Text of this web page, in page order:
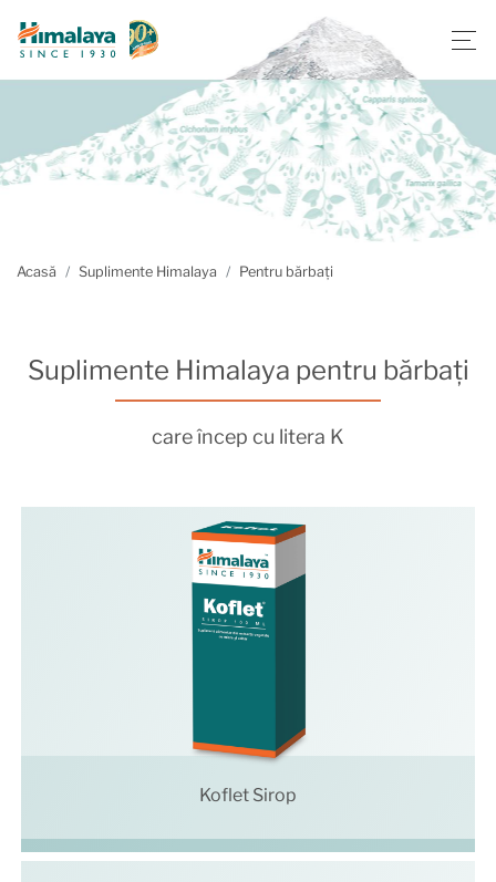
Acasă Suplimente Himalaya Pentru bărbați
Suplimente Himalaya pentru bărbați
care încep cu litera K
Koflet Sirop